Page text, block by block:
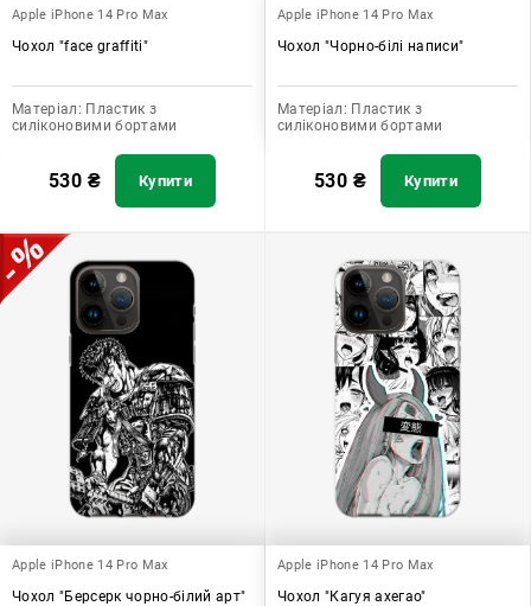
Apple iPhone 14 Pro Max
Чохол "face graffiti"
Матеріал: Пластик з
силіконовими бортами
530 ₴ Купити
Apple iPhone 14 Pro Max
Чохол "Чорно-білі написи"
Матеріал: Пластик з
силіконовими бортами
530 ₴ Купити
Apple iPhone 14 Pro Max
Чохол "Берсерк чорно-білий арт"
Apple iPhone 14 Pro Max
Чохол "Кагуя ахегао"